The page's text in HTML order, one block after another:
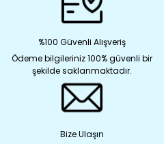
%100 Güvenli Alışveriş
Ödeme bilgileriniz 100% güvenli bir
şekilde saklanmaktadır.
Bize Ulaşın